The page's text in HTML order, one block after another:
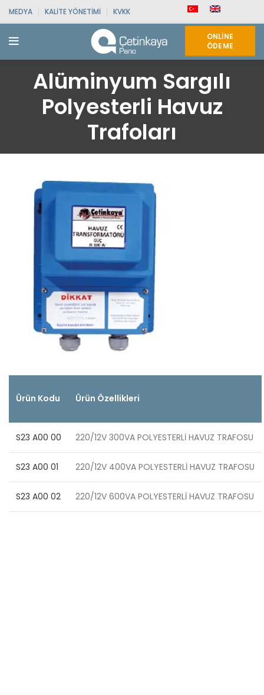
MEDYA KALITE YÖNETIMI KVKK
ONLINE
ÖDEME
Alüminyum Sargılı
Polyesterli Havuz
Trafoları
Ürün Kodu Ürün Özellikleri
S23 A00 00 220/12V 300VA POLYESTERLİ HAVUZ TRAFOSU
S23 A00 01 220/12V 400VA POLYESTERLİ HAVUZ TRAFOSU
S23 A00 02 220/12V 600VA POLYESTERLİ HAVUZ TRAFOSU